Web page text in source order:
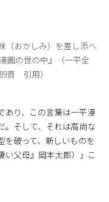
（おかしみ）を差し添へ
画の世の中』（一平全
頁 引用）
あり、この言葉は一平漫
。そして、それは高尚な
破って、新しいものを
父母』岡本太郎）」こ